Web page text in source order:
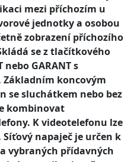
mezi příchozím u
jednotky a osobou
zobrazení příchozího
se z tlačítkového
GARANT s
koncovým
se sluchátkem nebo bez
kombinovat
K videotelefonu lze
napaječ je určen k
vybraných přídavných